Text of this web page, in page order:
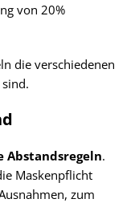
von 20%
die verschiedenen
Abstandsregeln.
Maskenpflicht
zum